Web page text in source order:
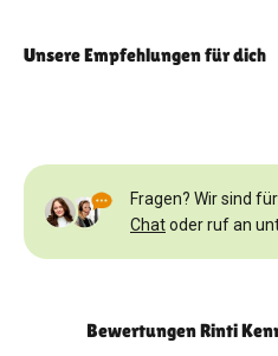
Unsere Empfehlungen für dich
Fragen? Wir sind
Chatoder ruf an
Bewertungen Rinti